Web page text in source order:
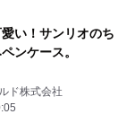
い！サンリオのち
ンケース。
ド株式会社